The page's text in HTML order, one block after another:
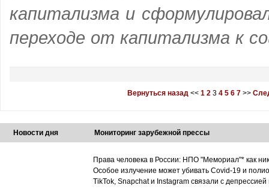
капитализма и
переходе от капитализма к
Вернуться назад << 1 2 3 4 5 6 7 >>
Новости дня Мониторинг зарубежной прессы
Права человека в России: НПО "Мемориал"* как
Особое излучение может убивать Covid-19 и
TikTok, Snapchat и Instagram связали с